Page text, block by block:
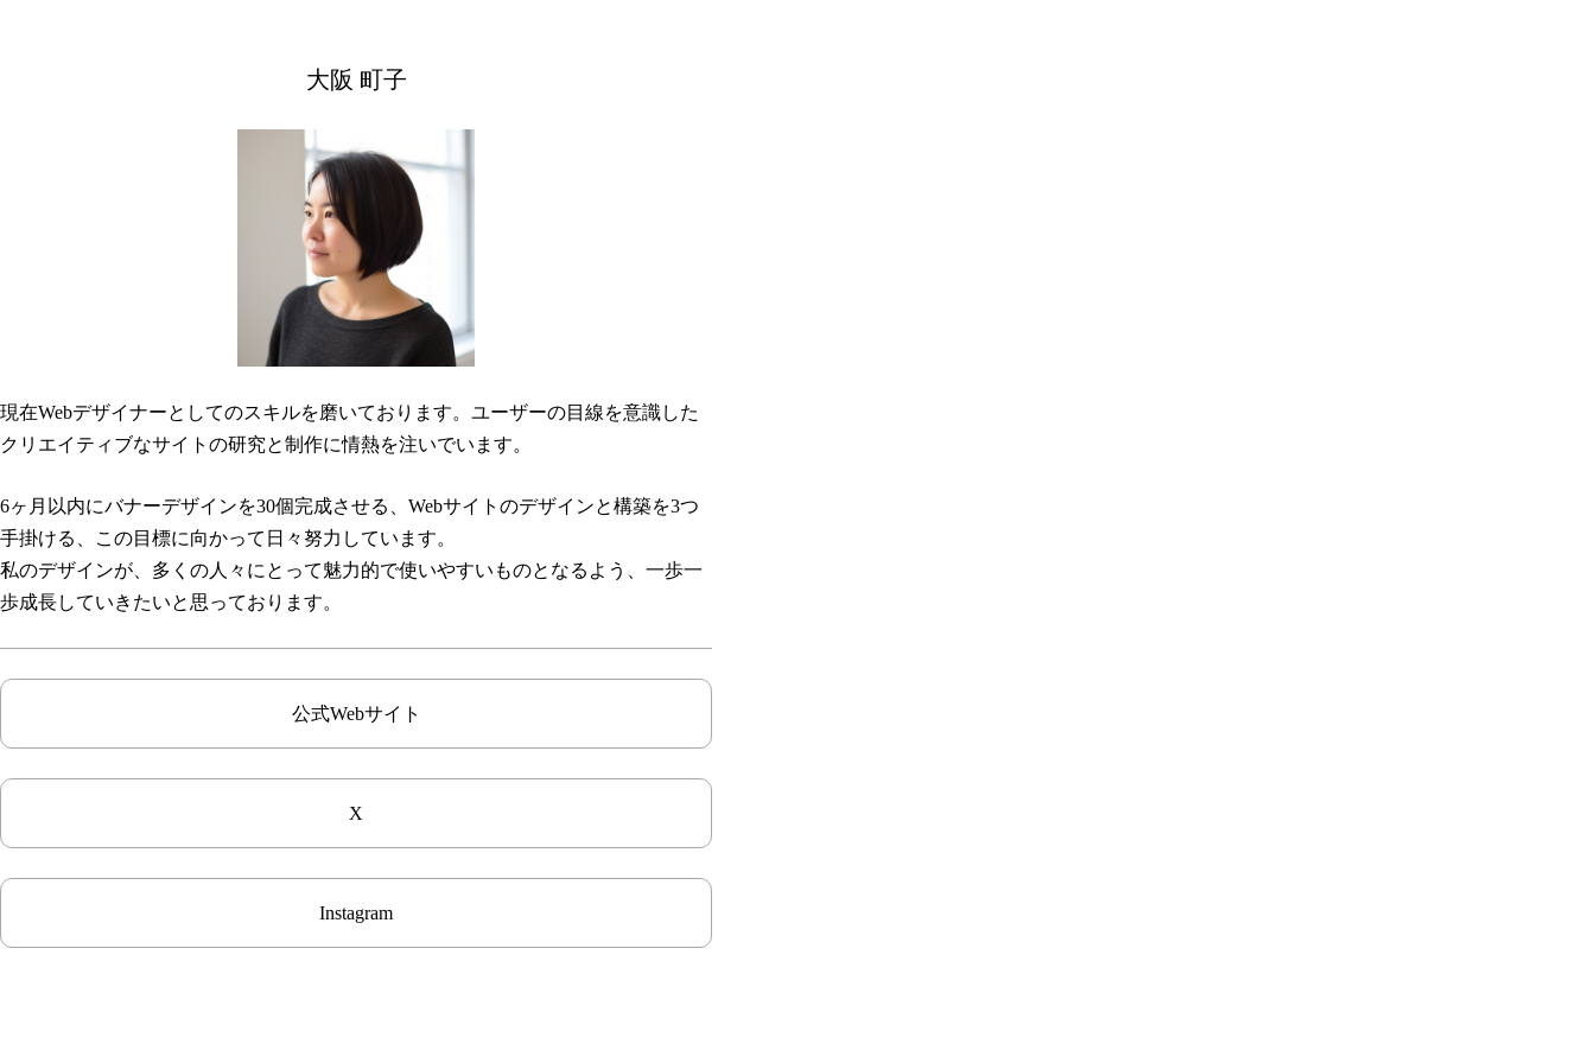
大阪 町子
現在Webデザイナーとしてのスキルを磨いております。ユーザーの目線を意識した
クリエイティブなサイトの研究と制作に情熱を注いでいます。
6ヶ月以内にバナーデザインを30個完成させる、Webサイトのデザインと構築を3つ
手掛ける、この目標に向かって日々努力しています。
私のデザインが、多くの人々にとって魅力的で使いやすいものとなるよう、一歩一
歩成長していきたいと思っております。
公式Webサイト
X
Instagram